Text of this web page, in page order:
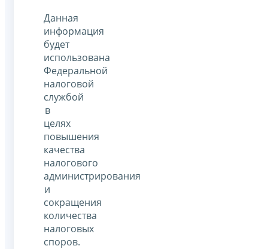
Данная
информация
будет
использована
Федеральной
налоговой
службой
в
целях
повышения
качества
налогового
администрирования
и
сокращения
количества
налоговых
споров.